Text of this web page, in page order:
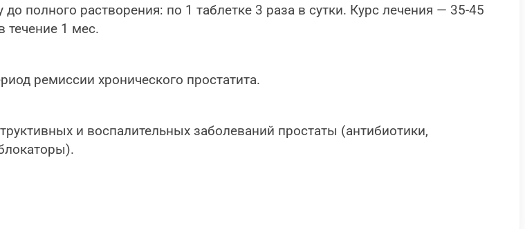
полного растворения: по 1 таблетке 3 раза в сутки. Курс лечения — 35-45
течение 1 мес.
ремиссии хронического простатита.
и воспалительных заболеваний простаты (антибиотики,